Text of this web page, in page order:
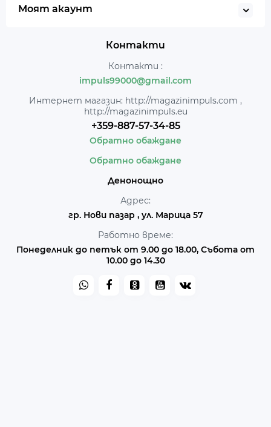
Моят акаунт
Контакти
Контакти :
impuls99000@gmail.com
Интернет магазин: http://magazinimpuls.com ,
http://magazinimpuls.eu
+359-887-57-34-85
Обратно обаждане
Обратно обаждане
Денонощно
Адрес:
гр. Нови пазар , ул. Марица 57
Работно време:
Понеделник до петък от 9.00 до 18.00, Събота от
10.00 до 14.30